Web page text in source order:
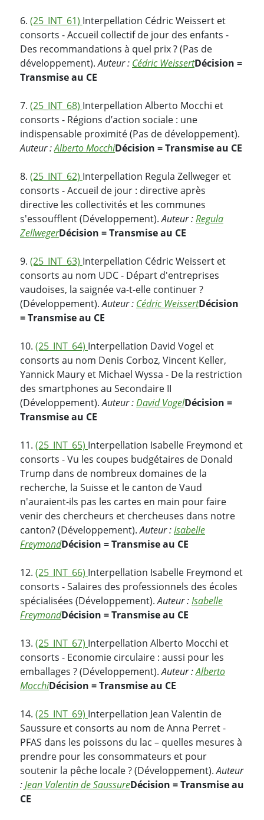
6. (25_INT_61) Interpellation Cédric Weissert et
consorts - Accueil collectif de jour des enfants -
Des recommandations à quel prix ? (Pas de
développement).Auteur : Cédric WeissertDécision =
Transmise au CE
7. (25_INT_68) Interpellation Alberto Mocchi et
consorts - Régions d’action sociale : une
indispensable proximité (Pas de développement).
Auteur :Alberto MocchiDécision = Transmise au CE
8. (25_INT_62) Interpellation Regula Zellweger et
consorts - Accueil de jour : directive après
directive les collectivités et les communes
s'essoufflent (Développement).Auteur :Regula
ZellwegerDécision = Transmise au CE
9. (25_INT_63) Interpellation Cédric Weissert et
consorts au nom UDC - Départ d'entreprises
vaudoises, la saignée va-t-elle continuer ?
(Développement).Auteur : Cédric WeissertDécision
= Transmise au CE
10. (25_INT_64) Interpellation David Vogel et
consorts au nom Denis Corboz, Vincent Keller,
Yannick Maury et Michael Wyssa - De la restriction
des smartphones au Secondaire II
(Développement).Auteur :David VogelDécision =
Transmise au CE
11. (25_INT_65) Interpellation Isabelle Freymond et
consorts - Vu les coupes budgétaires de Donald
Trump dans de nombreux domaines de la
recherche, la Suisse et le canton de Vaud
n'auraient-ils pas les cartes en main pour faire
venir des chercheurs et chercheuses dans notre
canton? (Développement).Auteur :Isabelle
FreymondDécision = Transmise au CE
12. (25_INT_66) Interpellation Isabelle Freymond et
consorts - Salaires des professionnels des écoles
spécialisées (Développement).Auteur :Isabelle
FreymondDécision = Transmise au CE
13. (25_INT_67) Interpellation Alberto Mocchi et
consorts - Economie circulaire : aussi pour les
emballages ? (Développement).Auteur :Alberto
MocchiDécision = Transmise au CE
14. (25_INT_69) Interpellation Jean Valentin de
Saussure et consorts au nom de Anna Perret -
PFAS dans les poissons du lac – quelles mesures à
prendre pour les consommateurs et pour
soutenir la pêche locale ? (Développement).Auteur
:Jean Valentin de SaussureDécision = Transmise au
CE